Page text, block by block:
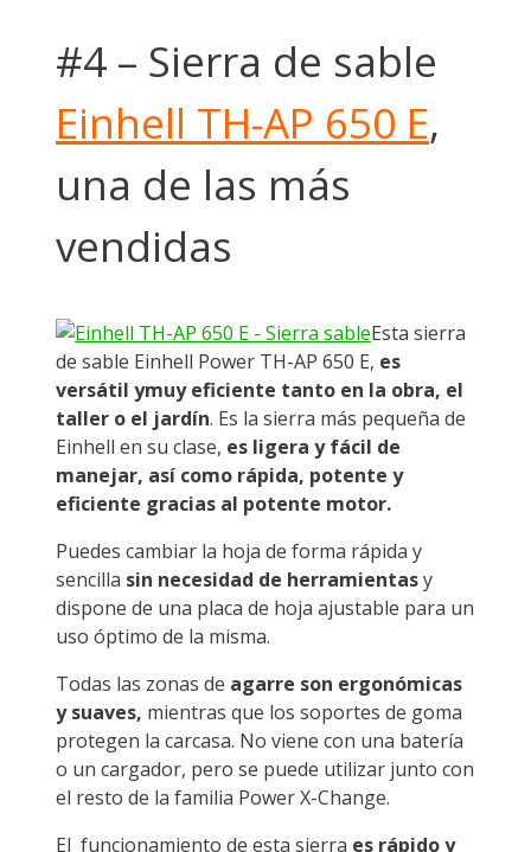
#4 – Sierra de sable
Einhell TH-AP 650 E,
una de las más
vendidas
Esta sierra
de sable Einhell Power TH-AP 650 E, es
versátil ymuy eficiente tanto en la obra, el
taller o el jardín. Es la sierra más pequeña de
Einhell en su clase, es ligera y fácil de
manejar, así como rápida, potente y
eficiente gracias al potente motor.
Puedes cambiar la hoja de forma rápida y
sencilla sin necesidad de herramientasy
dispone de una placa de hoja ajustable para un
uso óptimo de la misma.
Todas las zonas de agarre son ergonómicas
y suaves, mientras que los soportes de goma
protegen la carcasa. No viene con una batería
o un cargador, pero se puede utilizar junto con
el resto de la familia Power X-Change.
El funcionamiento de esta sierra es rápido y